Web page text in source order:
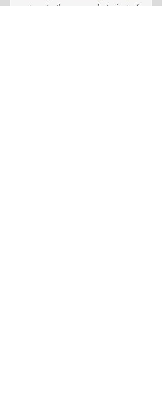
agree to the use and storing of